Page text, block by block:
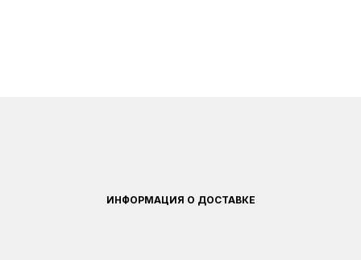
ИНФОРМАЦИЯ О ДОСТАВКЕ